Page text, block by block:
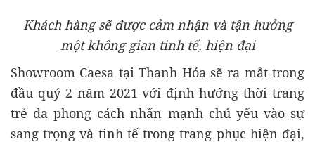
Khách hàng sẽ được cảm nhận và tận hưởng
một không gian tinh tế, hiện đại
Showroom Caesa tại Thanh Hóa sẽ ra mắt trong
đầu quý 2 năm 2021 với định hướng thời trang
trẻ đa phong cách nhấn mạnh chủ yếu vào sự
sang trọng và tinh tế trong trang phục hiện đại,